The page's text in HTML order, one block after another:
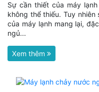
Sự cần thiết của máy
không thể thiếu. Tuy
của máy lạnh mang lại,
ngủ...
Xem thêm